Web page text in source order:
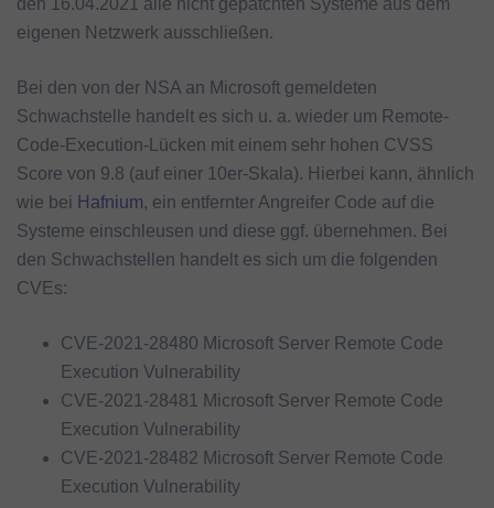
den 16.04.2021 alle nicht gepatchten Systeme aus dem
eigenen Netzwerk ausschließen.
Bei den von der NSA an Microsoft gemeldeten
Schwachstelle handelt es sich u. a. wieder um Remote-
Code-Execution-Lücken mit einem sehr hohen CVSS
Score von 9.8 (auf einer 10er-Skala). Hierbei kann, ähnlich
wie bei Hafnium, ein entfernter Angreifer Code auf die
Systeme einschleusen und diese ggf. übernehmen. Bei
den Schwachstellen handelt es sich um die folgenden
CVEs:
CVE-2021-28480 Microsoft Server Remote Code
Execution Vulnerability
CVE-2021-28481 Microsoft Server Remote Code
Execution Vulnerability
CVE-2021-28482 Microsoft Server Remote Code
Execution Vulnerability